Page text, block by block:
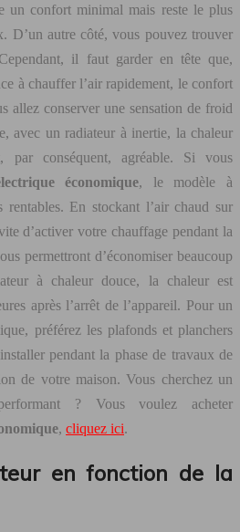
un confort minimal mais reste le plus
D’un autre côté, vous pouvez trouver
il faut garder en tête que,
à chauffer l’air rapidement, le confort
allez conserver une sensation de froid
avec un radiateur à inertie, la chaleur
par conséquent, agréable. Si vous
économique, le modèle à
rentables. En stockant l’air chaud sur
d’activer votre chauffage pendant la
permettront d’économiser beaucoup
à chaleur douce, la chaleur est
après l’arrêt de l’appareil. Pour un
préférez les plafonds et planchers
pendant la phase de travaux de
de votre maison. Vous cherchez un
? Vous voulez acheter
, cliquez ici.
en fonction de la